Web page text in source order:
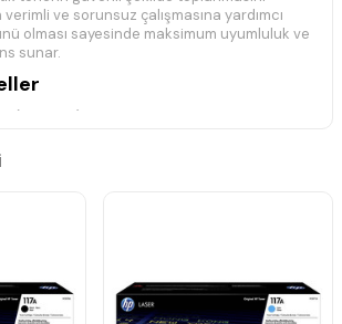
ve sorunsuz çalışmasına yardımcı
olması sayesinde maksimum uyumluluk ve
sunar.
(4ZB94A)
178nw (4ZB96A)
179fnw (4ZB97A)
Yoğunlukta 7000 Sayfa